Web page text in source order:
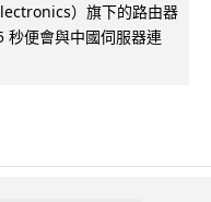
）旗下的路由器
秒便會與中國伺服器連